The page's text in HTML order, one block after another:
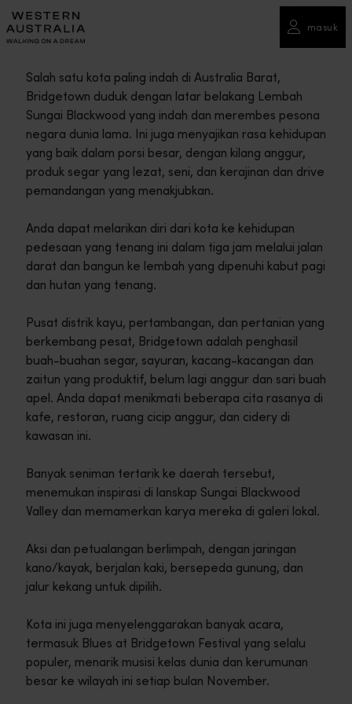
masuk
Salah satu kota paling indah di Australia Barat,
Bridgetown duduk dengan latar belakang Lembah
Sungai Blackwood yang indah dan merembes pesona
negara dunia lama. Ini juga menyajikan rasa kehidupan
yang baik dalam porsi besar, dengan kilang anggur,
produk segar yang lezat, seni, dan kerajinan dan drive
pemandangan yang menakjubkan.
Anda dapat melarikan diri dari kota ke kehidupan
pedesaan yang tenang ini dalam tiga jam melalui jalan
darat dan bangun ke lembah yang dipenuhi kabut pagi
dan hutan yang tenang.
Pusat distrik kayu, pertambangan, dan pertanian yang
berkembang pesat, Bridgetown adalah penghasil
buah-buahan segar, sayuran, kacang-kacangan dan
zaitun yang produktif, belum lagi anggur dan sari buah
apel. Anda dapat menikmati beberapa cita rasanya di
kafe, restoran, ruang cicip anggur, dan cidery di
kawasan ini.
Banyak seniman tertarik ke daerah tersebut,
menemukan inspirasi di lanskap Sungai Blackwood
Valley dan memamerkan karya mereka di galeri lokal.
Aksi dan petualangan berlimpah, dengan jaringan
kano/kayak, berjalan kaki, bersepeda gunung, dan
jalur kekang untuk dipilih.
Kota ini juga menyelenggarakan banyak acara,
termasuk Blues at Bridgetown Festival yang selalu
populer, menarik musisi kelas dunia dan kerumunan
besar ke wilayah ini setiap bulan November.